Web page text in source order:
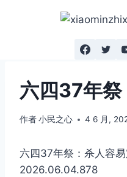
六四37年祭
作者小民之心 4 6 月,
六四37年祭：杀人容
2026.06.04.878